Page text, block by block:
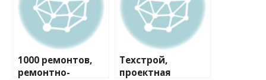
1000 ремонтов,
ремонтно-
Техстрой,
проектная